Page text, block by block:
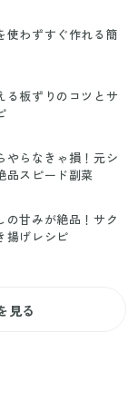
使わずすぐ作れる簡
る板ずりのコツとサ
やらなきゃ損！元シ
品スピード副菜
の甘みが絶品！サク
揚げレシピ
見る